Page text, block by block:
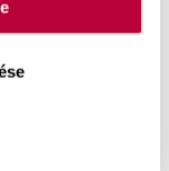
pillanatát
el a
ebben az